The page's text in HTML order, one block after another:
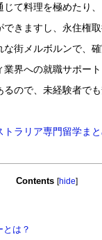
じて料理を極めたり
できますし、永住権
な街メルボルンで、
界への就職サポート
ので、未経験者でも
トラリア専門留学ま
Contents [hide]
とは？